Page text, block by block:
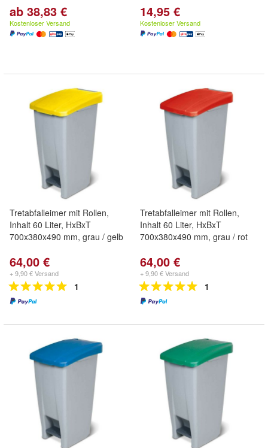
ab 38,83 €
Kostenloser Versand
14,95 €
Kostenloser Versand
Tretabfalleimer mit Rollen,
Inhalt 60 Liter, HxBxT
700x380x490 mm, grau / gelb
64,00 €
+ 9,90 € Versand
1
Tretabfalleimer mit Rollen,
Inhalt 60 Liter, HxBxT
700x380x490 mm, grau / rot
64,00 €
+ 9,90 € Versand
1